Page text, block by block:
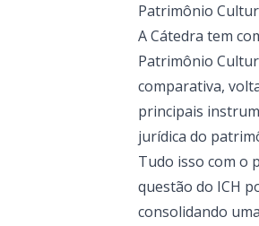
Patrimônio
A Cátedra tem
Patrimônio
comparativa,
principais
jurídica do
Tudo isso com o
questão do ICH
consolidando